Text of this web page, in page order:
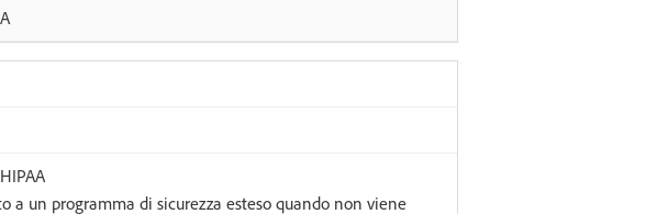
a un programma di sicurezza esteso quando non viene